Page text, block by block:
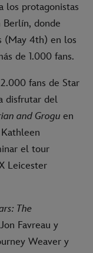
los protagonistas
Berlín, donde
(May 4th) en los
de 1.000 fans.
fans de Star
disfrutar del
and Grogu en
el tour
Leicester
The
Favreau y
Weaver y